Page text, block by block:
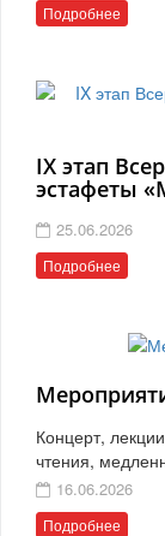
Подробнее
IX этап
эстафеты
25.06.2026
Подробнее
Концерт,
чтения,
16.06.2026
Подробнее